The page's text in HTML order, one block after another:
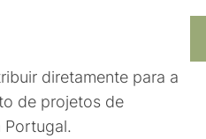
diretamente para a
de projetos de